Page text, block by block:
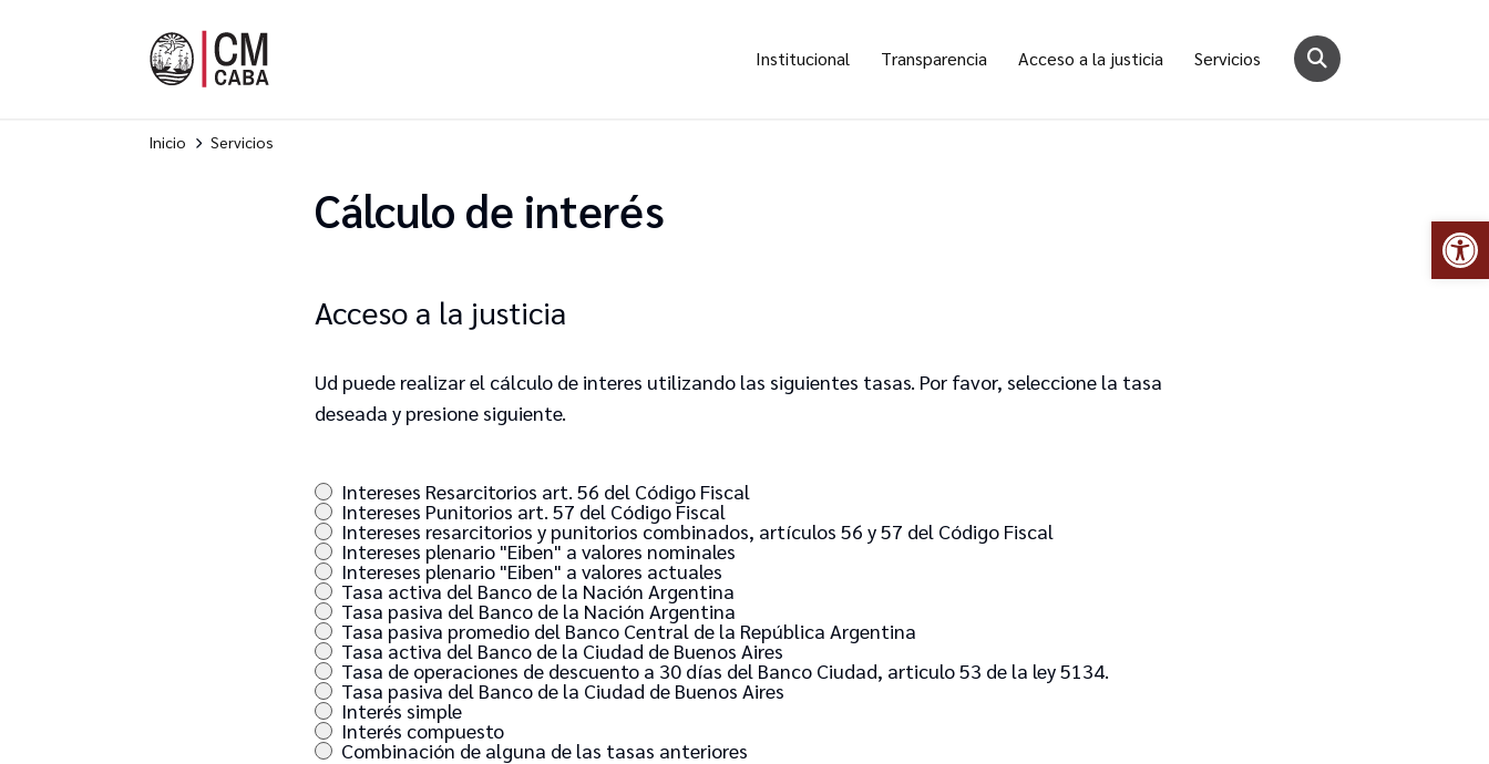
Institucional Transparencia Acceso a la justicia Servicios
Inicio Servicios
Cálculo de interés
Acceso a la justicia
Ud puede realizar el cálculo de interes utilizando las siguientes tasas. Por favor, seleccione la tasa
deseada y presione siguiente.
Intereses Resarcitorios art. 56 del Código Fiscal
Intereses Punitorios art. 57 del Código Fiscal
Intereses resarcitorios y punitorios combinados, artículos 56 y 57 del Código Fiscal
Intereses plenario "Eiben" a valores nominales
Intereses plenario "Eiben" a valores actuales
Tasa activa del Banco de la Nación Argentina
Tasa pasiva del Banco de la Nación Argentina
Tasa pasiva promedio del Banco Central de la República Argentina
Tasa activa del Banco de la Ciudad de Buenos Aires
Tasa de operaciones de descuento a 30 días del Banco Ciudad, articulo 53 de la ley 5134.
Tasa pasiva del Banco de la Ciudad de Buenos Aires
Interés simple
Interés compuesto
Combinación de alguna de las tasas anteriores